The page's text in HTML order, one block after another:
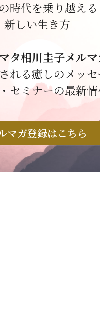
時代を乗り越える
新しい生き方
タ相川圭子メルマ
れる癒しのメッセ
セミナーの最新情
マガ登録はこちら